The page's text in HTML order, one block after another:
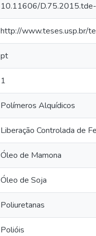
10.11606/
http://
pt
1
Polímeros Alquídicos
Liberação Controlada de
Óleo de Mamona
Óleo de Soja
Poliuretanas
Polióis